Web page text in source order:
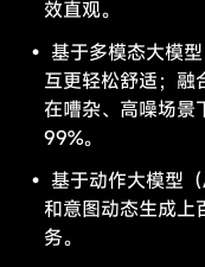
效直观。
基于多模态大模
互更轻松舒适；融
在嘈杂、高噪场景
99%。
基于动作大模型
和意图动态生成上
务。